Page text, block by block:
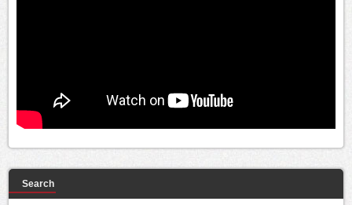
Search